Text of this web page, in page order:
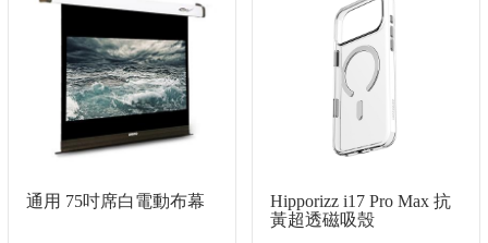
通用 75吋席白電動布幕
Hipporizz i17 Pro Max 抗
黃超透磁吸殼